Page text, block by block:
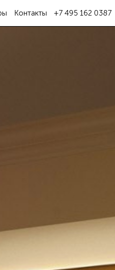
Контакты +7 495 162 0387